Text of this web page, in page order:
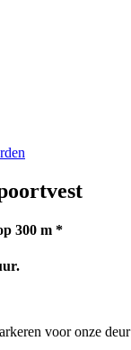
300 m *
voor onze deur